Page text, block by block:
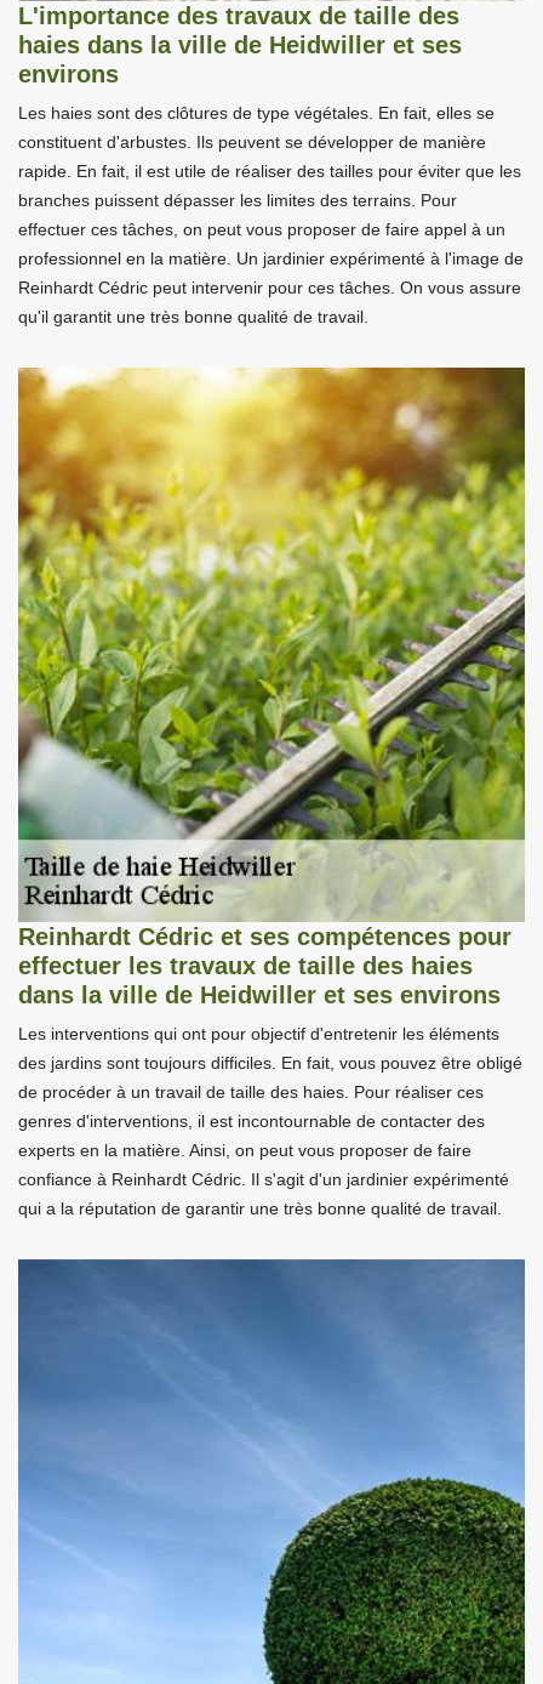
L'importance des travaux de taille des
haies dans la ville de Heidwiller et ses
environs
Les haies sont des clôtures de type végétales. En fait, elles se
constituent d'arbustes. Ils peuvent se développer de manière
rapide. En fait, il est utile de réaliser des tailles pour éviter que les
branches puissent dépasser les limites des terrains. Pour
effectuer ces tâches, on peut vous proposer de faire appel à un
professionnel en la matière. Un jardinier expérimenté à l'image de
Reinhardt Cédric peut intervenir pour ces tâches. On vous assure
qu'il garantit une très bonne qualité de travail.
Reinhardt Cédric et ses compétences pour
effectuer les travaux de taille des haies
dans la ville de Heidwiller et ses environs
Les interventions qui ont pour objectif d'entretenir les éléments
des jardins sont toujours difficiles. En fait, vous pouvez être obligé
de procéder à un travail de taille des haies. Pour réaliser ces
genres d'interventions, il est incontournable de contacter des
experts en la matière. Ainsi, on peut vous proposer de faire
confiance à Reinhardt Cédric. Il s'agit d'un jardinier expérimenté
qui a la réputation de garantir une très bonne qualité de travail.